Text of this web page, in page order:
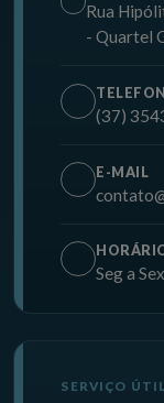
Rua
- Quartel
(37)
E-MAIL
Seg a
SERVIÇO ÚTIL